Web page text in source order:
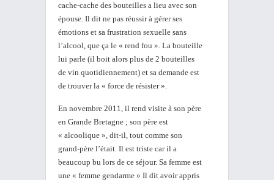
cache-cache des bouteilles a lieu avec son
épouse. Il dit ne pas réussir à gérer ses
émotions et sa frustration sexuelle sans
l’alcool, que ça le « rend fou ». La bouteille
lui parle (il boit alors plus de 2 bouteilles
de vin quotidiennement) et sa demande est
de trouver la « force de résister ».
En novembre 2011, il rend visite à son père
en Grande Bretagne ; son père est
« alcoolique », dit-il, tout comme son
grand-père l’était. Il est triste car il a
beaucoup bu lors de ce séjour. Sa femme est
une « femme gendarme » Il dit avoir appris